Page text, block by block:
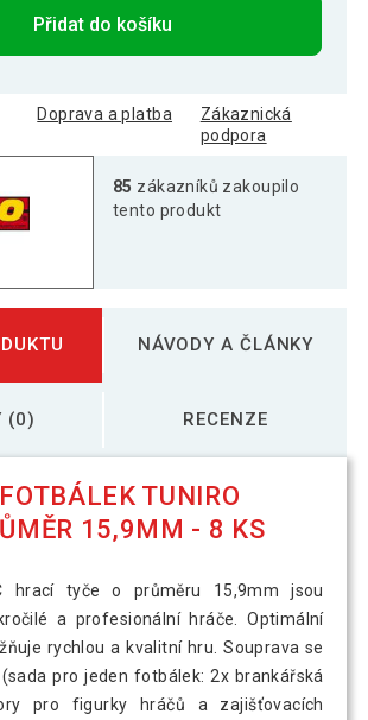
Přidat do košíku
Doprava a platba
Zákaznická
podpora
85 zákazníků zakoupilo
tento produkt
NÁVODY A ČLÁNKY
(0) RECENZE
TUNIRO
15,9MM - 8 KS
hrací tyče o průměru 15,9mm jsou
a profesionální hráče. Optimální
rychlou a kvalitní hru. Souprava se
pro jeden fotbálek: 2x brankářská
pro figurky hráčů a zajišťovacích